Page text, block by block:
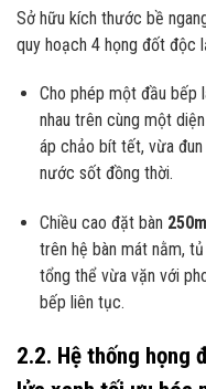
Sở hữu kích thước bề
quy hoạch 4 họng đốt độc
Cho phép một đầu bếp
nhau trên cùng một
áp chảo bít tết, vừa
nước sốt đồng thời.
Chiều cao đặt bàn
trên hệ bàn mát nằm,
tổng thể vừa vặn với
bếp liên tục.
2.2. Hệ thống họng